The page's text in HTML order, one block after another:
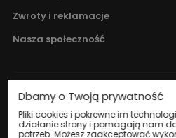
Zwroty i reklamacje
Nasza społeczność
Nadzór nad
leczniczymi
Wojewódzki
Dbamy o Twoją prywatność
Pliki cookies i pokrewne im
działanie strony i pomagają nam
potrzeb. Możesz zaakceptować